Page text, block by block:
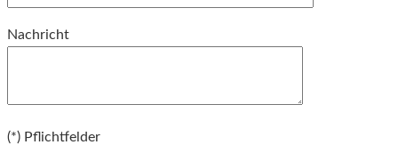
Nachricht
(*) Pflichtfelder